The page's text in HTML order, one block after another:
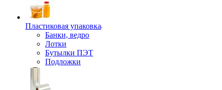
Пластиковая упаковка
Банки, ведро
Лотки
Бутылки ПЭТ
Подложки